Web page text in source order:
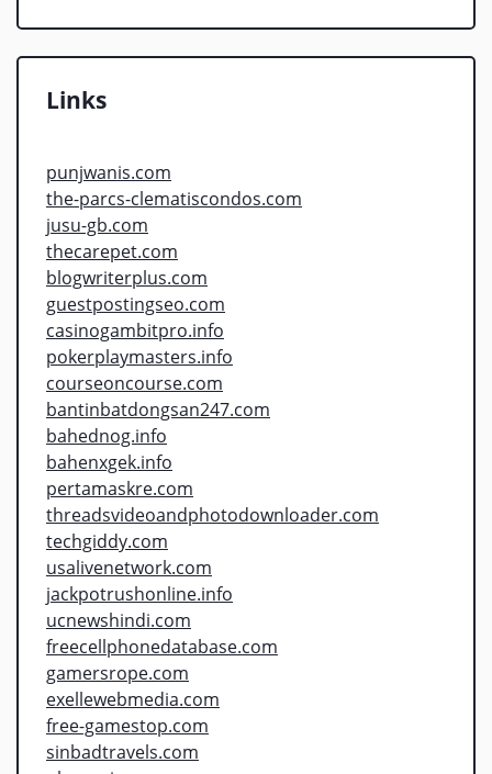
Links
punjwanis.com
the-parcs-clematiscondos.com
jusu-gb.com
thecarepet.com
blogwriterplus.com
guestpostingseo.com
casinogambitpro.info
pokerplaymasters.info
courseoncourse.com
bantinbatdongsan247.com
bahednog.info
bahenxgek.info
pertamaskre.com
threadsvideoandphotodownloader.com
techgiddy.com
usalivenetwork.com
jackpotrushonline.info
ucnewshindi.com
freecellphonedatabase.com
gamersrope.com
exellewebmedia.com
free-gamestop.com
sinbadtravels.com